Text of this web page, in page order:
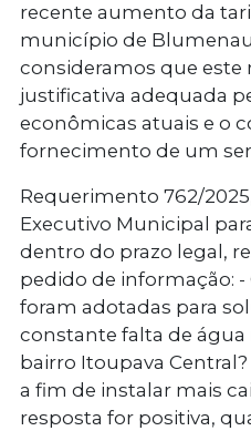
recente aumento da
município de
consideramos que este
justificativa adequada
econômicas atuais e o
fornecimento de um
Requerimento 762/2025
Executivo Municipal
dentro do prazo legal,
pedido de informação:
foram adotadas para
constante falta de água
bairro Itoupava
a fim de instalar mais
resposta for positiva,